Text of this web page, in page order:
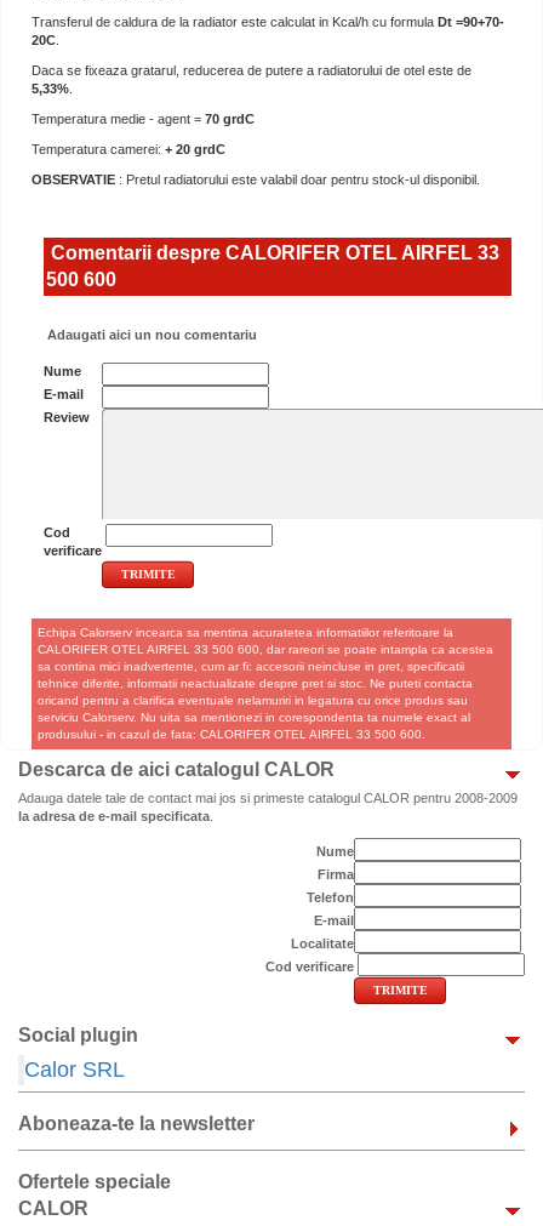
Transferul de caldura de la radiator este calculat in Kcal/h cu formula Dt =90+70-
20C
Daca se fixeaza gratarul, reducerea de putere a radiatorului de otel este de
5,33%
Temperatura medie - agent = 70 grdC
Temperatura camerei: + 20 grdC
OBSERVATIE : Pretul radiatorului este valabil doar pentru stock-ul disponibil.
Comentarii despre CALORIFER OTEL AIRFEL 33
500 600
Adaugati aici un nou comentariu
Nume
E-mail
Review
Cod
verificare
Echipa Calorserv incearca sa mentina acuratetea informatiilor referitoare la
CALORIFER OTEL AIRFEL 33 500 600, dar rareori se poate intampla ca acestea
sa contina mici inadvertente, cum ar fi: accesorii neincluse in pret, specificatii
tehnice diferite, informatii neactualizate despre pret si stoc. Ne puteti contacta
oricand pentru a clarifica eventuale nelamuriri in legatura cu orice produs sau
serviciu Calorserv. Nu uita sa mentionezi in corespondenta ta numele exact al
produsului - in cazul de fata: CALORIFER OTEL AIRFEL 33 500 600.
Descarca de aici catalogul CALOR
Adauga datele tale de contact mai jos si primeste catalogul CALOR pentru 2008-2009
la adresa de e-mail specificata
Nume
Firma
Telefon
E-mail
Localitate
Cod verificare
Social plugin
Calor SRL
Aboneaza-te la newsletter
Ofertele speciale
CALOR